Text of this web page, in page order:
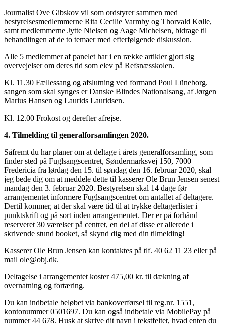
Journalist Ove Gibskov vil som ordstyrer sammen med
bestyrelsesmedlemmerne Rita Cecilie Varmby og Thorvald Kølle,
samt medlemmerne Jytte Nielsen og Aage Michelsen, bidrage til
behandlingen af de to temaer med efterfølgende diskussion.
Alle 5 medlemmer af panelet har i en række artikler gjort sig
overvejelser om deres tid som elev på Refsnæsskolen.
Kl. 11.30 Fællessang og afslutning ved formand Poul Lüneborg.
sangen som skal synges er Danske Blindes Nationalsang, af Jørgen
Marius Hansen og Laurids Lauridsen.
Kl. 12.00 Frokost og derefter afrejse.
4. Tilmelding til generalforsamlingen 2020.
Såfremt du har planer om at deltage i årets generalforsamling, som
finder sted på Fuglsangscentret, Søndermarksvej 150, 7000
Fredericia fra lørdag den 15. til søndag den 16. februar 2020, skal
jeg bede dig om at meddele dette til kasserer Ole Brun Jensen senest
mandag den 3. februar 2020. Bestyrelsen skal 14 dage før
arrangementet informere Fuglsangscentret om antallet af deltagere.
Dertil kommer, at der skal være tid til at trykke deltagerlister i
punktskrift og på sort inden arrangementet. Der er på forhånd
reserveret 30 værelser på centret, en del af disse er allerede i
skrivende stund booket, så skynd dig med din tilmelding!
Kasserer Ole Brun Jensen kan kontaktes på tlf. 40 62 11 23 eller på
mail ole@obj.dk.
Deltagelse i arrangementet koster 475,00 kr. til dækning af
overnatning og fortæring.
Du kan indbetale beløbet via bankoverførsel til reg.nr. 1551,
kontonummer 0501697. Du kan også indbetale via MobilePay på
nummer 44 678. Husk at skrive dit navn i tekstfeltet, hvad enten du